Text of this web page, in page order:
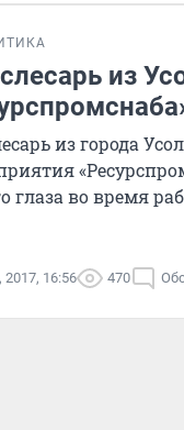
из
из города
глаза во время
2017, 16:56 470